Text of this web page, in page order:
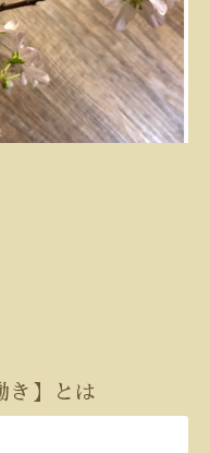
き】とは